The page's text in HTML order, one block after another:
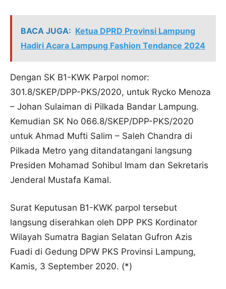
BACA JUGA: Ketua DPRD Provinsi Lampung
Hadiri Acara Lampung Fashion Tendance 2024
Dengan SK B1-KWK Parpol nomor:
301.8/SKEP/DPP-PKS/2020, untuk Rycko Menoza
– Johan Sulaiman di Pilkada Bandar Lampung.
Kemudian SK No 066.8/SKEP/DPP-PKS/2020
untuk Ahmad Mufti Salim – Saleh Chandra di
Pilkada Metro yang ditandatangani langsung
Presiden Mohamad Sohibul Imam dan Sekretaris
Jenderal Mustafa Kamal.
Surat Keputusan B1-KWK parpol tersebut
langsung diserahkan oleh DPP PKS Kordinator
Wilayah Sumatra Bagian Selatan Gufron Azis
Fuadi di Gedung DPW PKS Provinsi Lampung,
Kamis, 3 September 2020. (*)